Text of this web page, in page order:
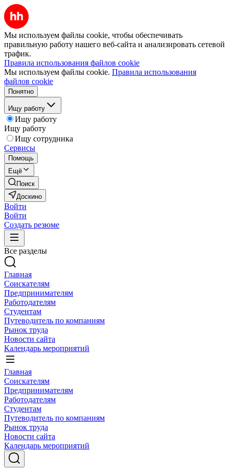
Мы используем файлы cookie, чтобы обеспечивать
правильную работу нашего веб-сайта и анализировать сетевой
трафик.
Правила использования файлов cookie
Мы используем файлы cookie. Правила использования
файлов cookie
Понятно
Ищу работу
Ищу работу
Ищу работу
Ищу сотрудника
Сервисы
Помощь
Ещё
Поиск
Доскино
Войти
Войти
Создать резюме
Все разделы
Главная
Соискателям
Предпринимателям
Работодателям
Студентам
Путеводитель по компаниям
Рынок труда
Новости сайта
Календарь мероприятий
Главная
Соискателям
Предпринимателям
Работодателям
Студентам
Путеводитель по компаниям
Рынок труда
Новости сайта
Календарь мероприятий